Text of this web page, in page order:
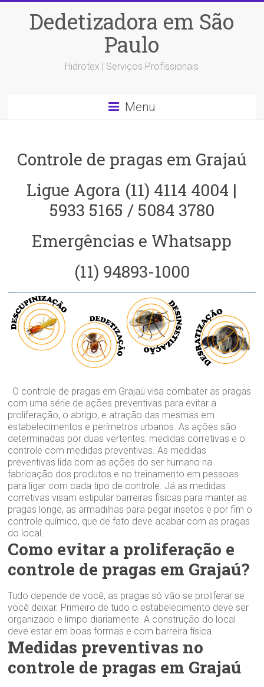
Dedetizadora em São
Paulo
Hidrotex | Serviços Profissionais
Menu
Controle de pragas em Grajaú
Ligue Agora (11) 4114 4004 |
5933 5165 / 5084 3780
Emergências e Whatsapp
(11) 94893-1000
O controle de pragas em Grajaú visa combater as pragas
com uma série de ações preventivas para evitar a
proliferação, o abrigo, e atração das mesmas em
estabelecimentos e perímetros urbanos. As ações são
determinadas por duas vertentes: medidas corretivas e o
controle com medidas preventivas. As medidas
preventivas lida com as ações do ser humano na
fabricação dos produtos e no treinamento em pessoas
para ligar com cada tipo de controle. Já as medidas
corretivas visam estipular barreiras físicas para manter as
pragas longe, as armadilhas para pegar insetos e por fim o
controle químico, que de fato deve acabar com as pragas
do local.
Como evitar a proliferação e
controle de pragas em Grajaú?
Tudo depende de você, as pragas só vão se proliferar se
você deixar. Primeiro de tudo o estabelecimento deve ser
organizado e limpo diariamente. A construção do local
deve estar em boas formas e com barreira física.
Medidas preventivas no
controle de pragas em Grajaú